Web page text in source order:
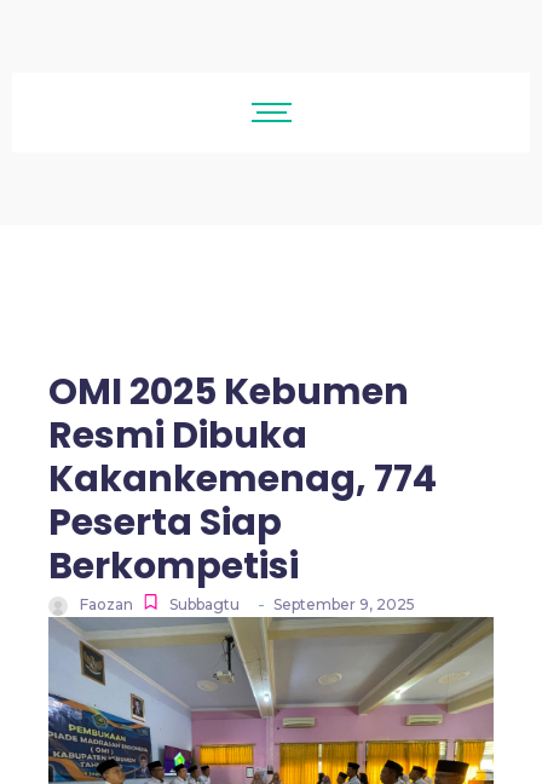
OMI 2025 Kebumen
Resmi Dibuka
Kakankemenag, 774
Peserta Siap
Berkompetisi
Faozan Subbagtu - September 9, 2025